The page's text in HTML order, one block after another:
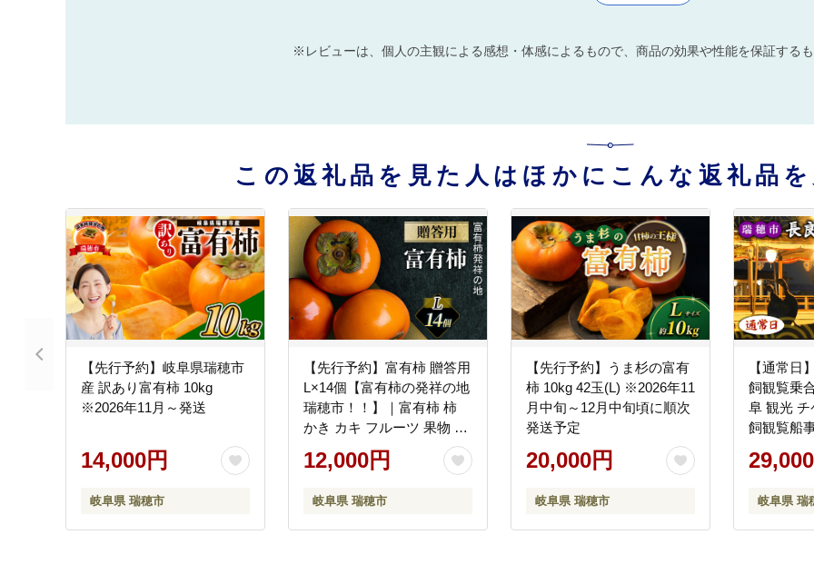
※レビューは、個人の主観による感想・体感によるもので、商品の効果や性能を保証するも
この返礼品を見た人はほかにこんな返礼品を
【先行予約】岐阜県瑞穂市
産 訳あり富有柿 10kg
※2026年11月～発送
14,000円
岐阜県 瑞穂市
【先行予約】富有柿 贈答用
L×14個【富有柿の発祥の地
瑞穂市！！】｜富有柿 柿
かき カキ フルーツ 果物 贈
答 贈答用 プレゼント ギフ
ト 贈り物 秋 Lサイズ 人気
無料 ※2026年11月～発送
12,000円
岐阜県 瑞穂市
【先行予約】うま杉の富有
柿 10kg 42玉(L) ※2026年11
月中旬～12月中旬頃に順次
発送予定
20,000円
岐阜県 瑞穂市
【通常日
飼観覧乗
阜 観光
飼観覧船
阜 観光
日本遺産
飼 観覧船
観覧船事
岐阜県 瑞